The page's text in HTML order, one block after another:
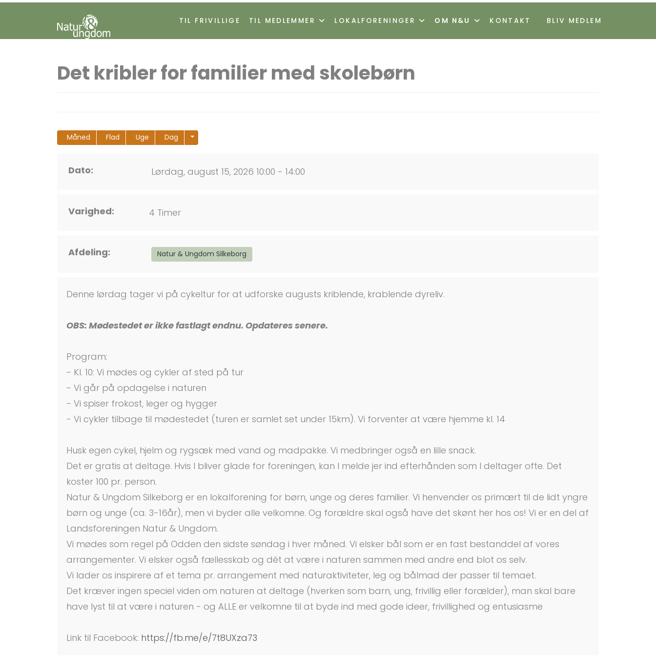
TIL FRIVILLIGE TIL MEDLEMMER LOKALFORENINGER OM N&U KONTAKT "> BLIV MEDLEM
Det kribler for familier med skolebørn
Måned Flad Uge Dag
Dato: Lørdag, august 15, 2026 10:00 - 14:00
Varighed: 4 Timer
Afdeling: Natur & Ungdom Silkeborg
Denne lørdag tager vi på cykeltur for at udforske augusts kriblende, krablende dyreliv.
OBS: Mødestedet er ikke fastlagt endnu. Opdateres senere.
Program:
- Kl. 10: Vi mødes og cykler af sted på tur
- Vi går på opdagelse i naturen
- Vi spiser frokost, leger og hygger
- Vi cykler tilbage til mødestedet (turen er samlet set under 15km). Vi forventer at være hjemme kl. 14
Husk egen cykel, hjelm og rygsæk med vand og madpakke. Vi medbringer også en lille snack.
Det er gratis at deltage. Hvis I bliver glade for foreningen, kan I melde jer ind efterhånden som I deltager ofte. Det
koster 100 pr. person.
Natur & Ungdom Silkeborg er en lokalforening for børn, unge og deres familier. Vi henvender os primært til de lidt yngre
børn og unge (ca. 3-16år), men vi byder alle velkomne. Og forældre skal også have det skønt her hos os! Vi er en del af
Landsforeningen Natur & Ungdom.
Vi mødes som regel på Odden den sidste søndag i hver måned. Vi elsker bål som er en fast bestanddel af vores
arrangementer. Vi elsker også fællesskab og dét at være i naturen sammen med andre end blot os selv.
Vi lader os inspirere af et tema pr. arrangement med naturaktiviteter, leg og bålmad der passer til temaet.
Det kræver ingen speciel viden om naturen at deltage (hverken som barn, ung, frivillig eller forælder), man skal bare
have lyst til at være i naturen - og ALLE er velkomne til at byde ind med gode ideer, frivillighed og entusiasme
Link til Facebook: https://fb.me/e/7t8UXza73